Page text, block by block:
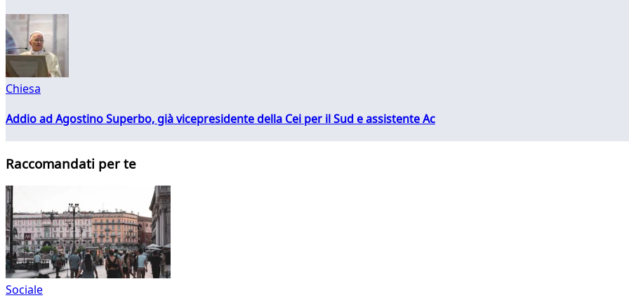
Chiesa
Addio ad Agostino Superbo, già vicepresidente della Cei per il Sud e assistente Ac
Raccomandati per te
Sociale